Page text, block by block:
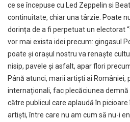
ce se începuse cu Led Zeppelin si
continuitate, chiar una târzie. Poate
dorința de a fi perpetuat un electorat
vor mai exista idei precum: gingasul
poate și orașul nostru va renaște
nisip, pavele și asfalt, apar flori
Până atunci, marii artiști ai României,
internaționali, fac plecăciunea
către publicul care aplaudă în picioare
artiști, între care nu am cum să nu-i